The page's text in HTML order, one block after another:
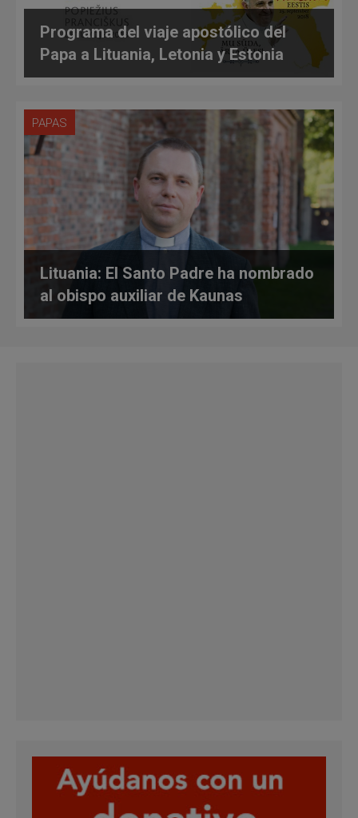
Programa del viaje apostólico del
Papa a Lituania, Letonia y Estonia
PAPAS
Lituania: El Santo Padre ha nombrado
al obispo auxiliar de Kaunas